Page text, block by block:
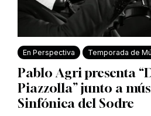
En Perspectiva Temporada de
Pablo Agri presenta
Piazzolla” junto a
Sinfónica del Sodre